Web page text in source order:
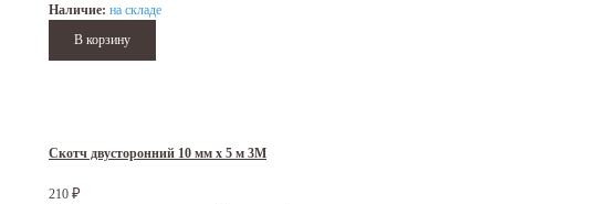
Наличие: на складе
Скотч двусторонний 10 мм х 5 м 3M
210 ₽